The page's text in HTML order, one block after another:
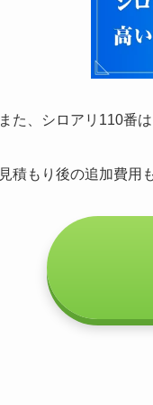
また、シロアリ110番
見積もり後の追加費用